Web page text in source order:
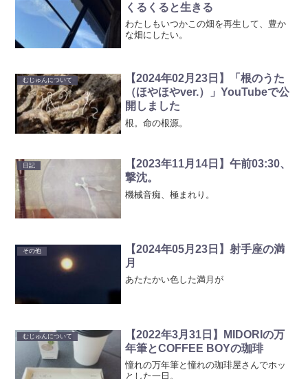
くるくると生きる
わたしもいつかこの畑を再生して、豊か
な畑にしたい。
むじゅんについて
【2024年02月23日】「根のうた
（ほやほやver.）」YouTubeで公
開しました
根。命の根源。
日記
【2023年11月14日】午前03:30、
撃沈。
機械音痴、極まれり。
その他
【2024年05月23日】射手座の満
月
あたたかい色した満月が
むじゅんについて
【2022年3月31日】MIDORIの万
年筆とCOFFEE BOYの珈琲
憧れの万年筆と憧れの珈琲屋さんでホッ
とした一日。